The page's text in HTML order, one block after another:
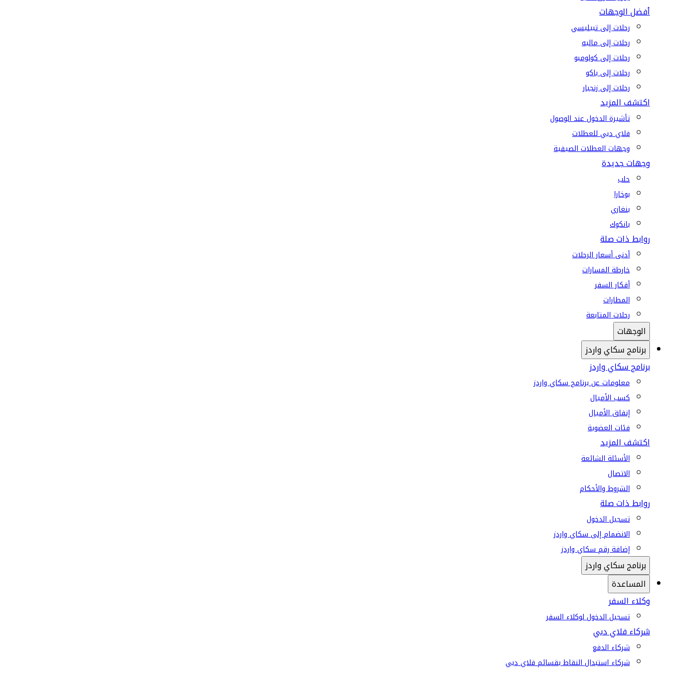
أفضل الوجهات
رحلات إلى تبيليسي
رحلات إلى ماليه
رحلات إلى كولومبو
رحلات إلى باكو
رحلات إلى زنجبار
اكتشف المزيد
تأشيرة الدخول عند الوصول
فلاي دبي للعطلات
وجهات العطلات الصيفية
وجهات جديدة
حلب
بوخارا
بنغازي
بانكوك
روابط ذات صلة
أدنى أسعار الرحلات
خارطة المسارات
أفكار السفر
المطارات
رحلات المتابعة
الوجهات
برنامج سكاي واردز
برنامج سكاي واردز
معلومات عن برنامج سكاي واردز
كسب الأميال
إنفاق الأميال
فئات العضوية
اكتشف المزيد
الأسئلة الشائعة
الاتصال
الشروط والأحكام
روابط ذات صلة
تسجيل الدخول
الانضمام إلى سكاي واردز
إضافة رقم سكاي واردز
برنامج سكاي واردز
المساعدة
وكلاء السفر
تسجيل الدخول لوكلاء السفر
شركاء فلاي دبي
شركاء الدفع
شركاء استبدال النقاط بقسائم فلاي دبي